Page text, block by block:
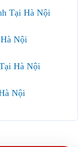
Tại Hà Nội
Nội
Hà Nội
Nội